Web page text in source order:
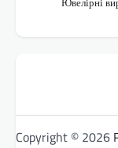
Copyright © 2026